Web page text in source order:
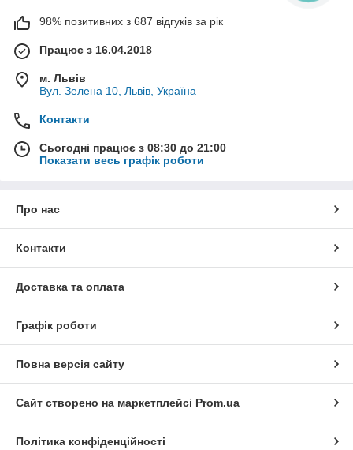
98% позитивних з 687 відгуків за рік
Працює з 16.04.2018
м. Львів
Вул. Зелена 10, Львів, Україна
Контакти
Сьогодні працює з 08:30 до 21:00
Показати весь графік роботи
Про нас
Контакти
Доставка та оплата
Графік роботи
Повна версія сайту
Сайт створено на маркетплейсі Prom.ua
Політика конфіденційності